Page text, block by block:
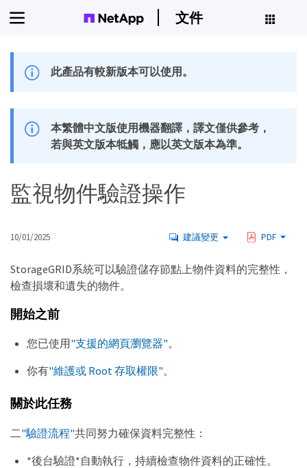
文件
此產品有較新版本可以使用。
本繁體中文版使用機器翻譯，譯文僅供參考，
若與英文版本牴觸，應以英文版本為準。
監視物件驗證操作
10/01/2025 建議變更 PDF
StorageGRID系統可以驗證儲存節點上物件資料的完整性，
檢查損壞和遺失的物件。
開始之前
您已使用"支援的網頁瀏覽器"。
你有"維護或 Root 存取權限"。
關於此任務
二"驗證流程"共同努力確保資料完整性：
*後台驗證*自動執行，持續檢查物件資料的正確性。